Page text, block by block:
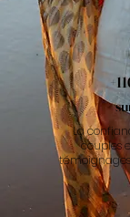
La
couples